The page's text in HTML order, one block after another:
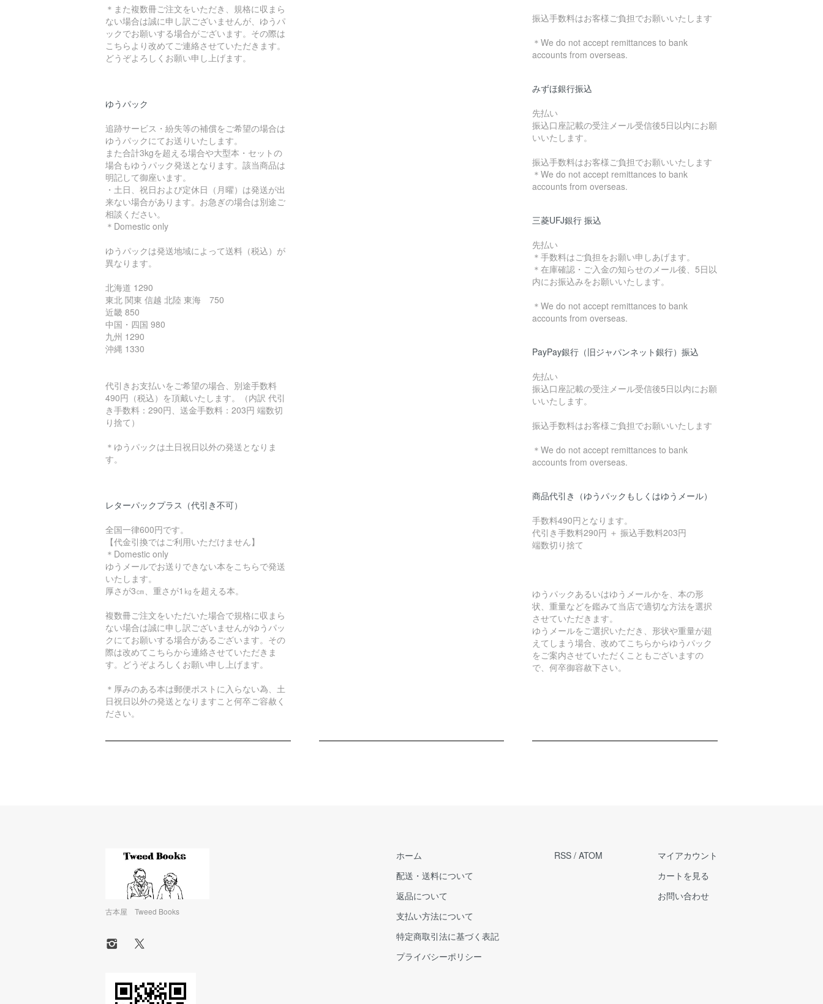
＊また複数冊ご注文をいただき、規格に収まら
ない場合は誠に申し訳ございませんが、ゆうパ
ックでお願いする場合がございます。その際は
こちらより改めてご連絡させていただきます。
どうぞよろしくお願い申し上げます。
ゆうパック
追跡サービス・紛失等の補償をご希望の場合は
ゆうパックにてお送りいたします。
また合計3kgを超える場合や大型本・セットの
場合もゆうパック発送となります。該当商品は
明記して御座います。
・土日、祝日および定休日（月曜）は発送が出
来ない場合があります。お急ぎの場合は別途ご
相談ください。
＊Domestic only
ゆうパックは発送地域によって送料（税込）が
異なります。
北海道 1290
東北 関東 信越 北陸 東海 750
近畿 850
中国・四国 980
九州 1290
沖縄 1330
代引きお支払いをご希望の場合、別途手数料
490円（税込）を頂戴いたします。（内訳 代引
き手数料：290円、送金手数料：203円 端数切
り捨て）
＊ゆうパックは土日祝日以外の発送となりま
す。
レターパックプラス（代引き不可）
全国一律600円です。
【代金引換ではご利用いただけません】
＊Domestic only
ゆうメールでお送りできない本をこちらで発送
いたします。
厚さが3㎝、重さが1㎏を超える本。
複数冊ご注文をいただいた場合で規格に収まら
ない場合は誠に申し訳ございませんがゆうパッ
クにてお願いする場合があるございます。その
際は改めてこちらから連絡させていただきま
す。どうぞよろしくお願い申し上げます。
＊厚みのある本は郵便ポストに入らない為、土
日祝日以外の発送となりますこと何卒ご容赦く
ださい。
振込手数料はお客様ご負担でお願いいたします
＊We do not accept remittances to bank
accounts from overseas.
みずほ銀行振込
先払い
振込口座記載の受注メール受信後5日以内にお願
いいたします。
振込手数料はお客様ご負担でお願いいたします
＊We do not accept remittances to bank
accounts from overseas.
三菱UFJ銀行 振込
先払い
＊手数料はご負担をお願い申しあげます。
＊在庫確認・ご入金の知らせのメール後、5日以
内にお振込みをお願いいたします。
＊We do not accept remittances to bank
accounts from overseas.
PayPay銀行（旧ジャパンネット銀行）振込
先払い
振込口座記載の受注メール受信後5日以内にお願
いいたします。
振込手数料はお客様ご負担でお願いいたします
＊We do not accept remittances to bank
accounts from overseas.
商品代引き（ゆうパックもしくはゆうメール）
手数料490円となります。
代引き手数料290円 ＋ 振込手数料203円
端数切り捨て
ゆうパックあるいはゆうメールかを、本の形
状、重量などを鑑みて当店で適切な方法を選択
させていただきます。
ゆうメールをご選択いただき、形状や重量が超
えてしまう場合、改めてこちらからゆうパック
をご案内させていただくこともございますの
で、何卒御容赦下さい。
古本屋 Tweed Books
ホーム
配送・送料について
返品について
支払い方法について
特定商取引法に基づく表記
プライバシーポリシー
RSS / ATOM
マイアカウント
カートを見る
お問い合わせ